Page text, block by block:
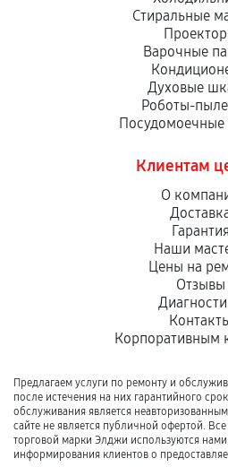
Стиральные
Варочные
Духовые
Роботы-
Клиентам
О
Гарантия
Наши
Цены на
Отзывы
Корпоративным
Предлагаем услуги по ремонту и
после истечения на них гарантийного
обслуживания является
сайте не является публичной офертой.
торговой марки Элджи используются
информирования клиентов о